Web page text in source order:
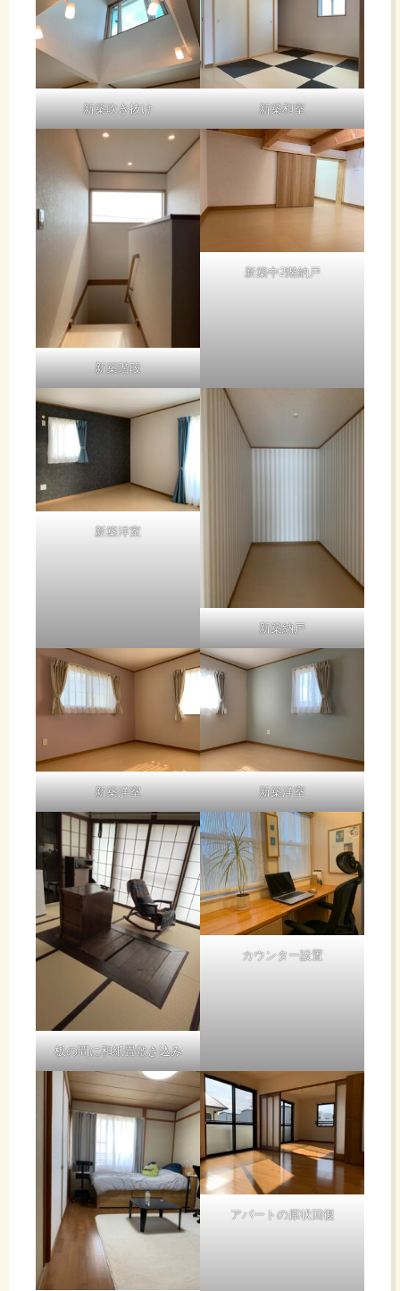
新築吹き抜け 新築和室
新築階段
新築中2階納戸
新築洋室
新築納戸
新築洋室 新築洋室
板の間に和紙畳敷き込み
カウンター設置
アパートの原状回復